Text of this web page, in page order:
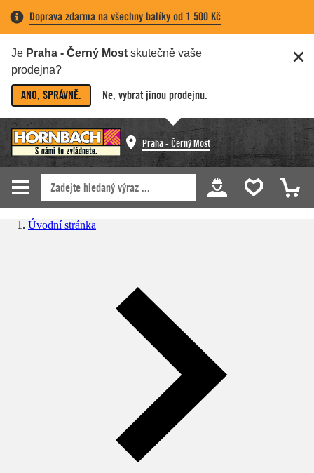
Doprava zdarma na všechny balíky od 1 500 Kč
Je Praha - Černý Most skutečně vaše
prodejna?
ANO, SPRÁVNĚ. Ne, vybrat jinou prodejnu.
Praha - Černý Most
Úvodní stránka